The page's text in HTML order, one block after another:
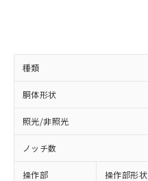
種類
胴体形状
照光/非照光
ノッチ数
操作部 操作部形状